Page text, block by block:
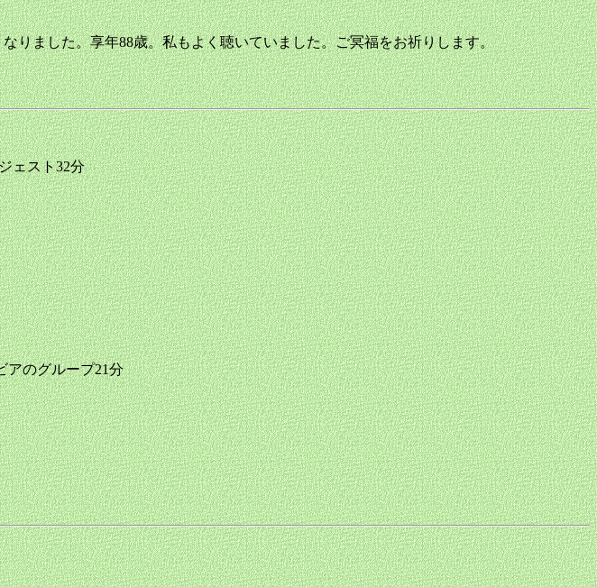
りました。享年88歳。私もよく聴いていました。ご冥福をお祈りします。
ェスト32分
アのグループ21分